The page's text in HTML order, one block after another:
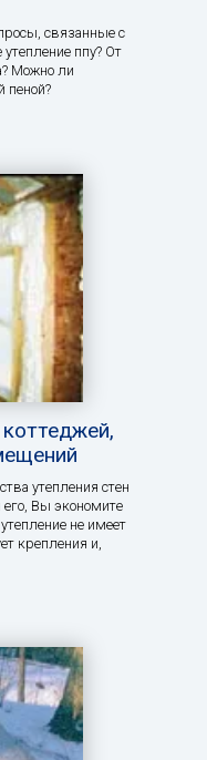
связанные с
ппу? От
Можно ли
пеной?
утепления стен
Вы экономите
не имеет
крепления и,